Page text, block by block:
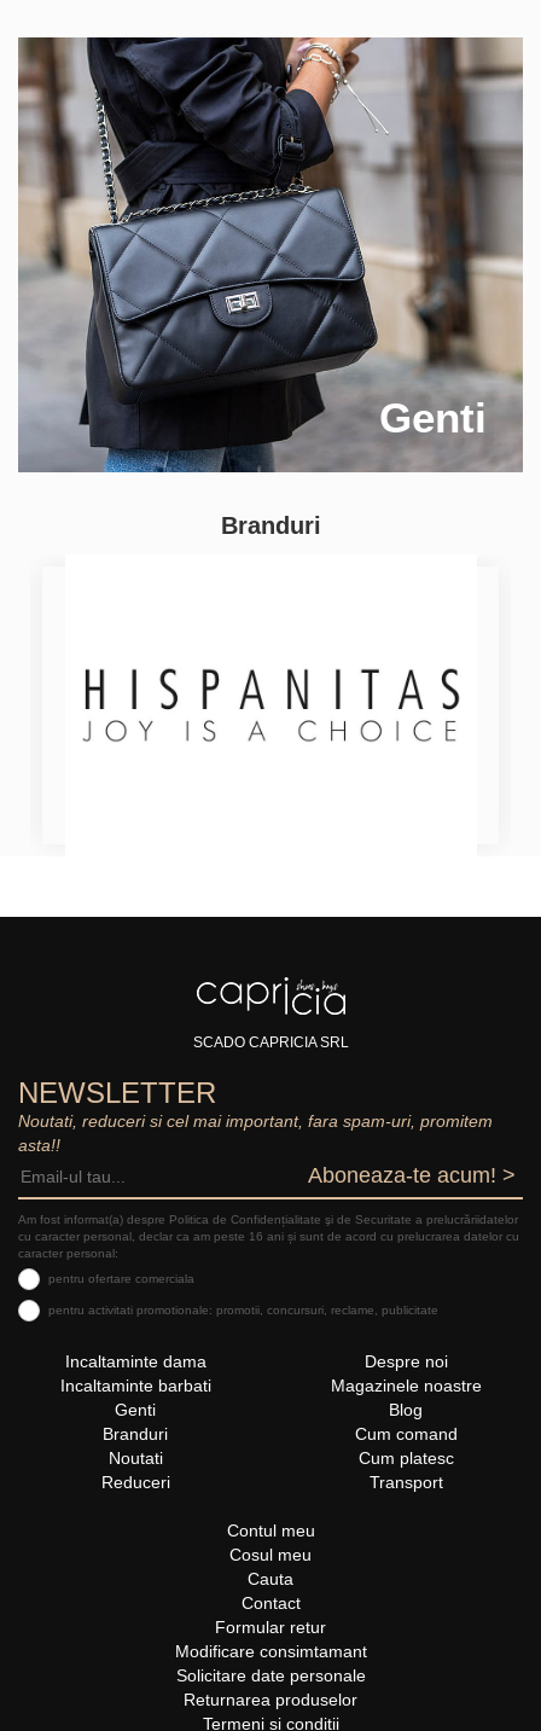
Genti
Branduri
SCADO CAPRICIA SRL
NEWSLETTER
Noutati, reduceri si cel mai important, fara spam-uri, promitem
asta!!
Aboneaza-te acum! >
Am fost informat(a) despre Politica de Confidențialitate şi de Securitate a prelucrăriidatelor
cu caracter personal, declar ca am peste 16 ani și sunt de acord cu prelucrarea datelor cu
caracter personal:
pentru ofertare comerciala
pentru activitati promotionale: promotii, concursuri, reclame, publicitate
Incaltaminte dama
Incaltaminte barbati
Genti
Branduri
Noutati
Reduceri
Despre noi
Magazinele noastre
Blog
Cum comand
Cum platesc
Transport
Contul meu
Cosul meu
Cauta
Contact
Formular retur
Modificare consimtamant
Solicitare date personale
Returnarea produselor
Termeni si conditii